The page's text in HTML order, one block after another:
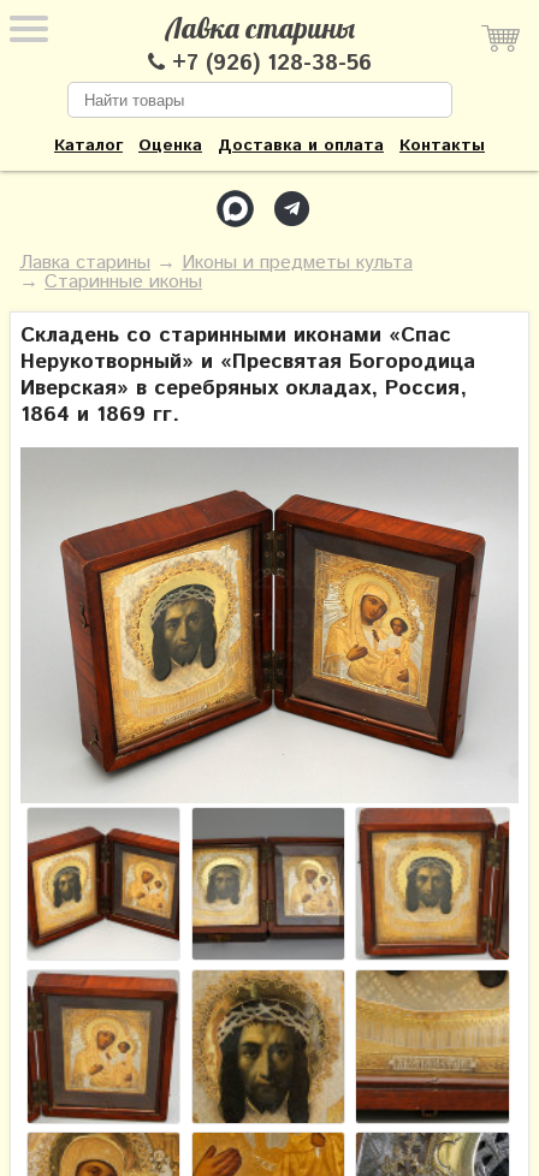
Лавка старины
+7 (926) 128-38-56
Каталог Оценка Доставка и оплата Контакты
Лавка старины → Иконы и предметы культа
→ Старинные иконы
Складень со старинными иконами «Спас
Нерукотворный» и «Пресвятая Богородица
Иверская» в серебряных окладах, Россия,
1864 и 1869 гг.